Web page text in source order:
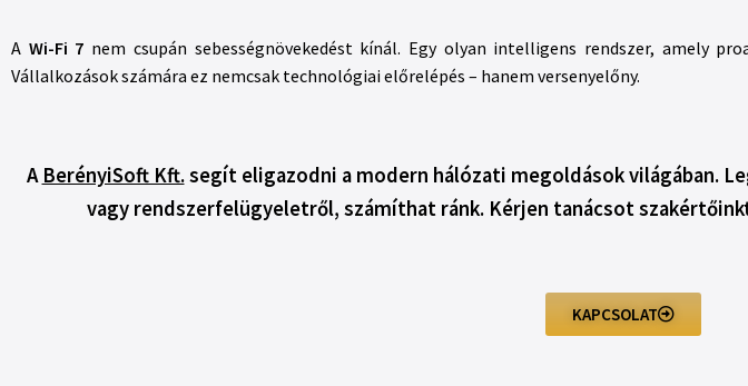
A Wi-Fi 7 nem csupán sebességnövekedést kínál. Egy olyan intelligens rendszer, amely
Vállalkozások számára ez nemcsak technológiai előrelépés – hanem versenyelőny.
A BerényiSoft Kft.segít eligazodni a modern hálózati megoldások világában.
vagy rendszerfelügyeletről, számíthat ránk. Kérjen tanácsot
KAPCSOLAT